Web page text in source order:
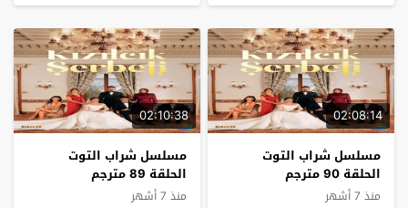
02:08:14
مسلسل شراب التوت
الحلقة 90 مترجم
منذ 7 أشهر
02:10:38
مسلسل شراب التوت
الحلقة 89 مترجم
منذ 7 أشهر